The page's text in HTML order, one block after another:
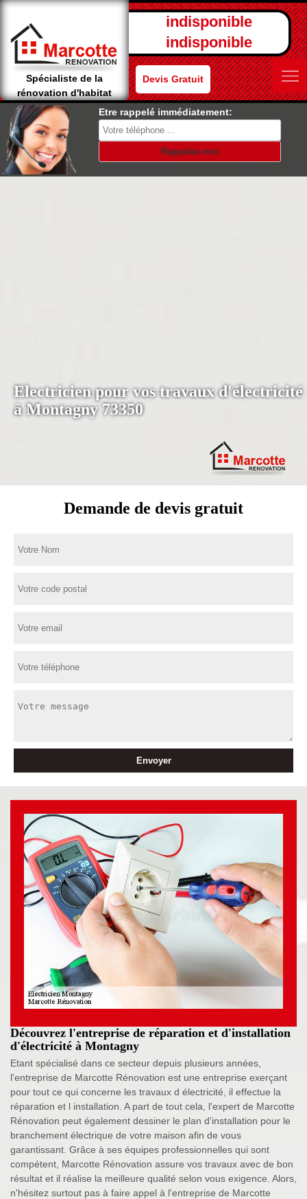
Spécialiste de la
rénovation d'habitat
indisponible
indisponible
Devis Gratuit
Etre rappelé immédiatement:
Electricien pour vos travaux d'électricité
à Montagny 73350
Demande de devis gratuit
Découvrez l'entreprise de réparation et d'installation
d'électricité à Montagny
Etant spécialisé dans ce secteur depuis plusieurs années,
l'entreprise de Marcotte Rénovation est une entreprise exerçant
pour tout ce qui concerne les travaux d électricité, il effectue la
réparation et l installation. A part de tout cela, l'expert de Marcotte
Rénovation peut également dessiner le plan d'installation pour le
branchement électrique de votre maison afin de vous
garantissant. Grâce à ses équipes professionnelles qui sont
compétent, Marcotte Rénovation assure vos travaux avec de bon
résultat et il réalise la meilleure qualité selon vous exigence. Alors,
n'hésitez surtout pas à faire appel à l'entreprise de Marcotte